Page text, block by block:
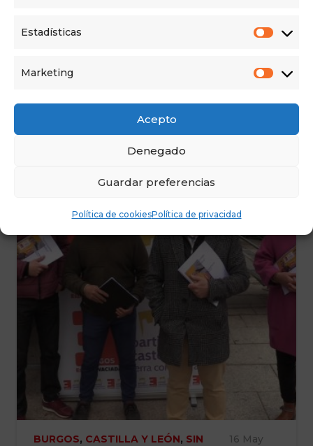
Estadísticas
Marketing
Acepto
Denegado
Guardar preferencias
Política de cookiesPolítica de privacidad
La coalición ESPAÑA VACIADA-
COMUNERA (EV-PCAS-TC)
denuncia los incumplimientos del
BURGOS, CASTILLA Y LEÓN, SIN
16 May